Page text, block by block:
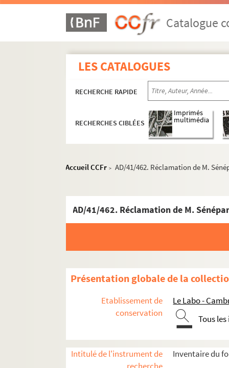
Catalogue
LES CATALOGUES
RECHERCHE RAPIDE
RECHERCHES CIBLÉES
Imprimés
multimédia
Accueil CCFr > AD/41/462. Réclamation de M.
AD/41/462. Réclamation de M.
Présentation globale de la
Etablissement de
conservation
Le Labo -
Tous
Intitulé de l'instrument de
Inventaire du
Édifices religieux